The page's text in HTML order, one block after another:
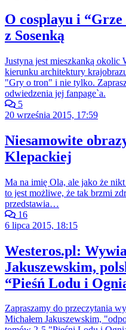
O cosplayu i
z Sosenką
Justyna jest mieszkanką okolic
kierunku architektury
"Gry o tron" i nie tylko.
odwiedzenia jej fanpage`a.
5
20 września 2015, 17:59
Niesamowite
Klepackiej
Ma na imię Ola, ale jako że
to jest możliwe, że tak brzmi
przedstawia…
16
6 lipca 2015, 18:15
Westeros.pl:
Jakuszewskim,
“Pieśń Lodu i
Zapraszamy do przeczytania
Michałem Jakuszewskim,